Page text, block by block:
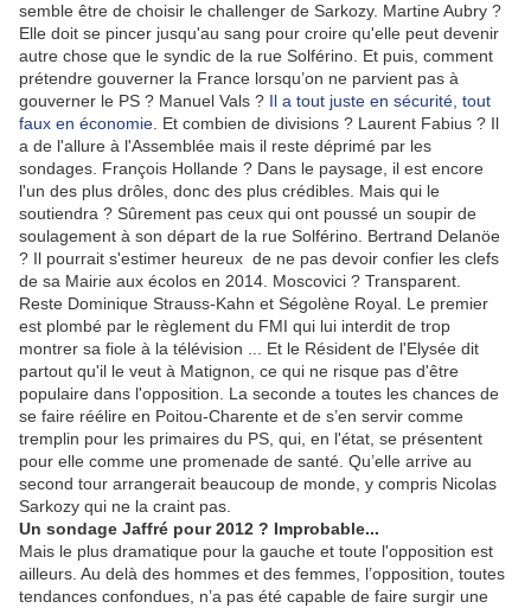
semble être de choisir le challenger de Sarkozy. Martine Aubry ?
Elle doit se pincer jusqu'au sang pour croire qu'elle peut devenir
autre chose que le syndic de la rue Solférino. Et puis, comment
prétendre gouverner la France lorsqu’on ne parvient pas à
gouverner le PS ? Manuel Vals ? Il a tout juste en sécurité, tout
faux en économie . Et combien de divisions ? Laurent Fabius ? Il
a de l'allure à l'Assemblée mais il reste déprimé par les
sondages. François Hollande ? Dans le paysage, il est encore
l'un des plus drôles, donc des plus crédibles. Mais qui le
soutiendra ? Sûrement pas ceux qui ont poussé un soupir de
soulagement à son départ de la rue Solférino. Bertrand Delanöe
? Il pourrait s'estimer heureux de ne pas devoir confier les clefs
de sa Mairie aux écolos en 2014. Moscovici ? Transparent.
Reste Dominique Strauss-Kahn et Ségolène Royal. Le premier
est plombé par le règlement du FMI qui lui interdit de trop
montrer sa fiole à la télévision ... Et le Résident de l'Elysée dit
partout qu'il le veut à Matignon, ce qui ne risque pas d'être
populaire dans l'opposition. La seconde a toutes les chances de
se faire réélire en Poitou-Charente et de s’en servir comme
tremplin pour les primaires du PS, qui, en l'état, se présentent
pour elle comme une promenade de santé. Qu’elle arrive au
second tour arrangerait beaucoup de monde, y compris Nicolas
Sarkozy qui ne la craint pas.
Un sondage Jaffré pour 2012 ? Improbable...
Mais le plus dramatique pour la gauche et toute l'opposition est
ailleurs. Au delà des hommes et des femmes, l’opposition, toutes
tendances confondues, n’a pas été capable de faire surgir une